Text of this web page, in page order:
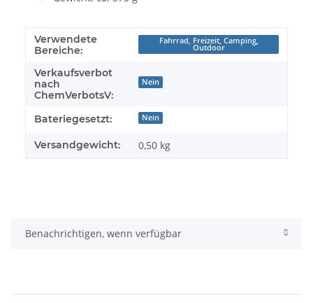
Verwendete
Bereiche:
Fahrrad, Freizeit, Camping,
Outdoor
Verkaufsverbot
nach
ChemVerbotsV:
Nein
Bateriegesetzt: Nein
Versandgewicht: 0,50 kg
Benachrichtigen, wenn verfügbar